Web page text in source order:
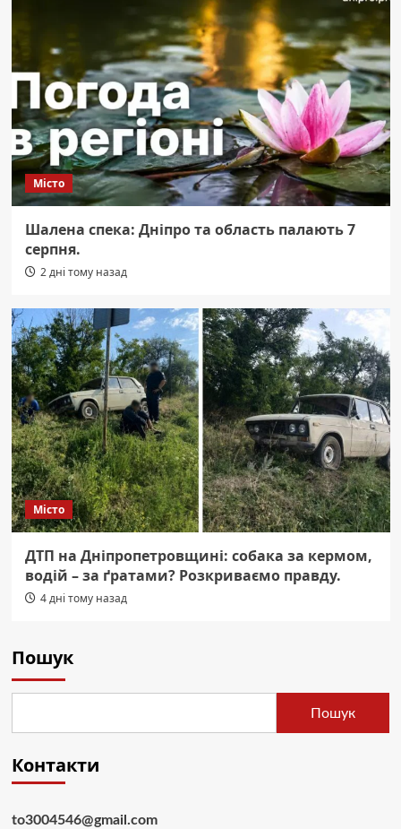
Місто
Шалена спека: Дніпро та область палають 7
серпня.
2 дні тому назад
Місто
ДТП на Дніпропетровщині: собака за кермом,
водій – за ґратами? Розкриваємо правду.
4 дні тому назад
Пошук
Пошук
Контакти
to3004546@gmail.com